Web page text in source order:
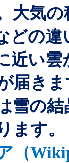
大気
どの
近い
届き
雪の
ります
（